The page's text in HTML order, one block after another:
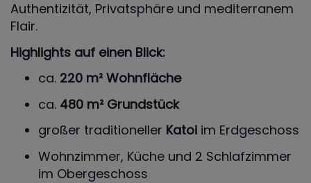
Authentizität, Privatsphäre und mediterranem
Flair.
Highlights auf einen Blick:
ca. 220 m² Wohnfläche
ca. 480 m² Grundstück
großer traditioneller Katoi im Erdgeschoss
Wohnzimmer, Küche und 2 Schlafzimmer
im Obergeschoss